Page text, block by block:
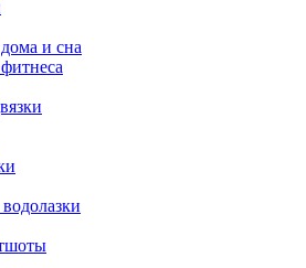
и сна